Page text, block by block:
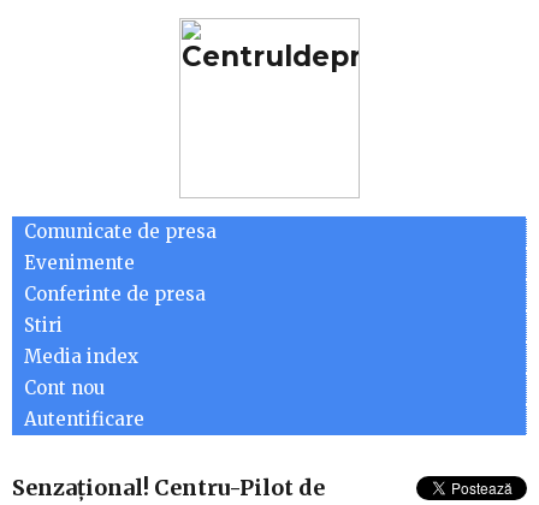
Comunicate de presa
Evenimente
Conferinte de presa
Stiri
Media index
Cont nou
Autentificare
Senzațional! Centru-Pilot de